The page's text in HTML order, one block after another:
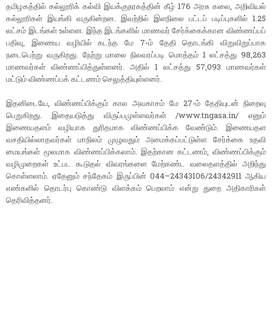
தமிழகத்தில் கல்லூரிக் கல்வி இயக்குநரகத்தின் கீழ் 176 அரசு கலை, அறிவியல்
கல்லூரிகள் இயங்கி வருகின்றன. இவற்றில் இளநிலை பட்டப் படிப்புகளில் 1.25
லட்சம் இடங்கள் உள்ளன. இந்த இடங்களில் மாணவர் சேர்க்கைக்கான விண்ணப்பப்
பதிவு, இணைய வழியில் கடந்த மே 7-ம் தேதி தொடங்கி விறுவிறுப்பாக
நடைபெற்று வருகிறது. நேற்று மாலை நிலவரப்படி மொத்தம் 1 லட்சத்து 98,263
மாணவர்கள் விண்ணப்பித்துள்ளனர். அதில் 1 லட்சத்து 57,093 மாணவர்கள்
மட்டும் விண்ணப்பக் கட்டணம் செலுத்தியுள்ளனர்.
இதனிடையே, விண்ணப்பிக்கும் கால அவகாசம் மே 27-ம் தேதியுடன் நிறைவு
பெறுகிறது. இதையடுத்து விருப்பமுள்ளவர்கள் /www.tngasa.in/ எனும்
இணையதளம் வழியாக துரிதமாக விண்ணப்பிக்க வேண்டும். இணையதள
வசதியில்லாதவர்கள் மாநிலம் முழுவதும் அமைக்கப்பட்டுள்ள சேர்க்கை உதவி
மையங்கள் மூலமாக விண்ணப்பிக்கலாம். இதற்கான கட்டணம், விண்ணப்பிக்கும்
வழிமுறைகள் உட்பட கூடுதல் விவரங்களை மேற்கண்ட வலைதளத்தில் அறிந்து
கொள்ளலாம். ஏதேனும் சந்தேகம் இருப்பின் 044–24343106/24342911 ஆகிய
எண்களில் தொடர்பு கொண்டு விளக்கம் பெறலாம் என்று துறை அதிகாரிகள்
தெரிவித்தனர்.